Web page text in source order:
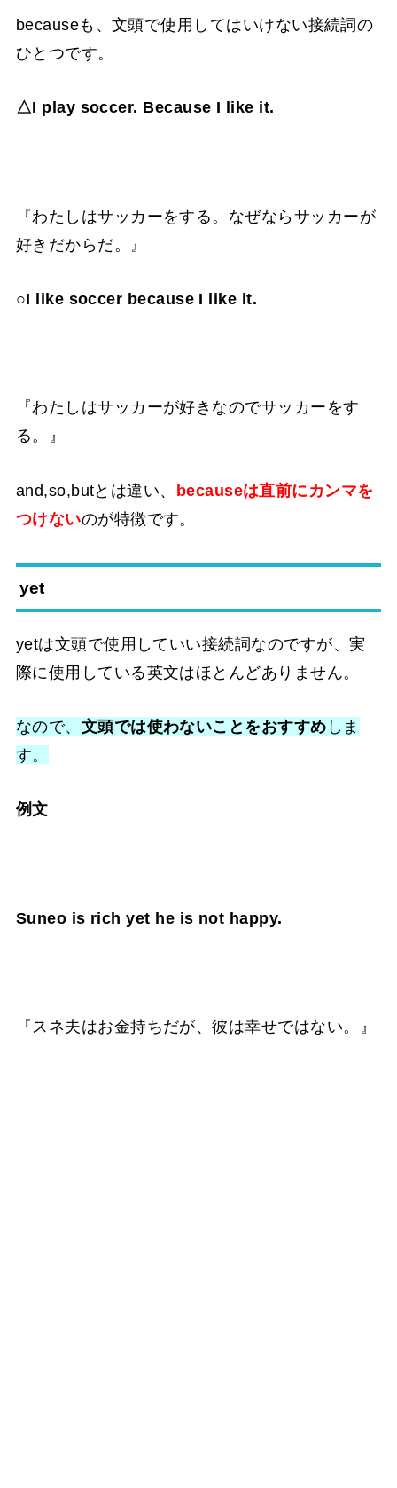
becauseも、文頭で使用してはいけない接続詞の
ひとつです。
△I play soccer. Because I like it.
『わたしはサッカーをする。なぜならサッカーが
好きだからだ。』
○I like soccer because I like it.
『わたしはサッカーが好きなのでサッカーをす
る。』
and,so,butとは違い、 becauseは直前にカンマを
つけないのが特徴です。
yet
yetは文頭で使用していい接続詞なのですが、実
際に使用している英文はほとんどありません。
なので、 文頭では使わないことをおすすめ しま
す。
例文
Suneo is rich yet he is not happy.
『スネ夫はお金持ちだが、彼は幸せではない。』